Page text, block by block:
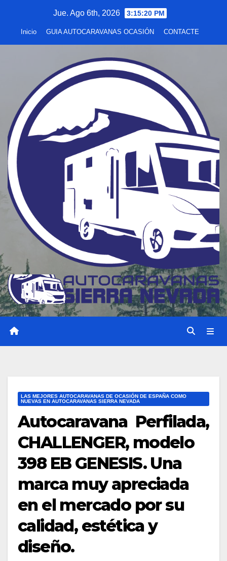
Jue. Ago 6th, 2026 3:15:21 PM
Inicio GUIA AUTOCARAVANAS OCASIÓN CONTACTE
LAS MEJORES AUTOCARAVANAS DE OCASIÓN DE ESPAÑA COMO
NUEVAS EN AUTOCARAVANAS SIERRA NEVADA
Autocaravana Perfilada,
CHALLENGER, modelo
398 EB GENESIS. Una
marca muy apreciada
en el mercado por su
calidad, estética y
diseño.